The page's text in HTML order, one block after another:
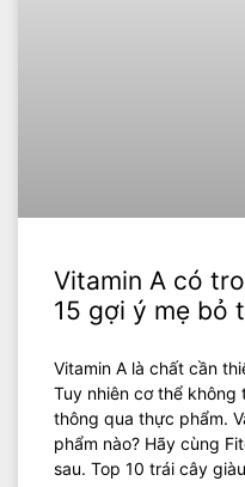
Vitamin A có
15 gợi ý mẹ bỏ
Vitamin A là chất cần
Tuy nhiên cơ thể không
thông qua thực phẩm.
phẩm nào? Hãy cùng
sau. Top 10 trái cây giàu